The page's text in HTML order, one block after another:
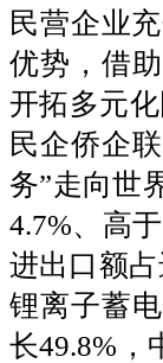
民营企业
优势，借
开拓多元
民企侨企
务”走向世
4.7%、高
进出口额
锂离子蓄
长49.8%，